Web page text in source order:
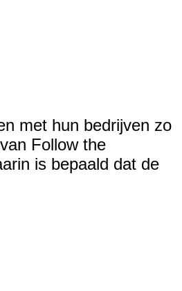
met hun bedrijven zo
Follow the
is bepaald dat de